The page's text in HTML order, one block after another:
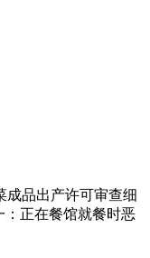
品出产许可审查细
：正在餐馆就餐时恶